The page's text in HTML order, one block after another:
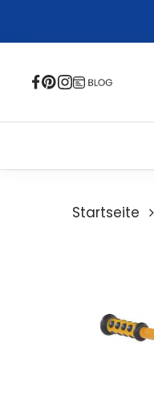
content
Startseite